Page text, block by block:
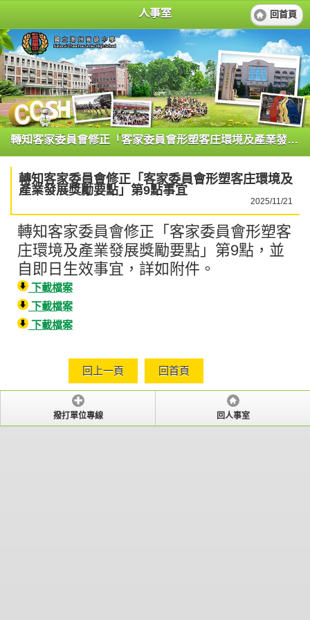
人事室 回首頁
轉知客家委員會修正「客家委員會形塑客庄環境及產業發展獎勵要點」第9點事宜
轉知客家委員會修正「客家委員會形塑客庄環境及
產業發展獎勵要點」第9點事宜
2025/11/21
轉知客家委員會修正「客家委員會形塑客
庄環境及產業發展獎勵要點」第9點，並
自即日生效事宜，詳如附件。
下載檔案
下載檔案
下載檔案
回上一頁 回首頁
撥打單位專線 回人事室